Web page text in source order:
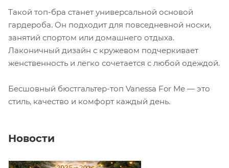
Такой топ-бра станет универсальной основой
гардероба. Он подходит для повседневной носки,
занятий спортом или домашнего отдыха.
Лаконичный дизайн с кружевом подчеркивает
женственность и легко сочетается с любой одеждой.
Бесшовный бюстгальтер-топ Vanessa For Me — это
стиль, качество и комфорт каждый день.
Новости